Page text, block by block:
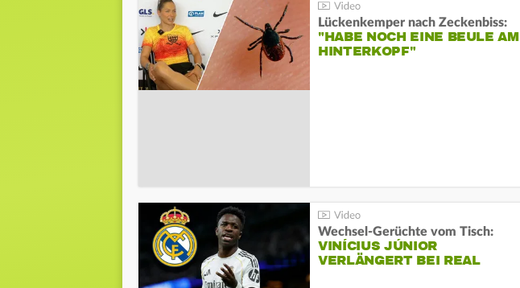
Lückenkemper nach Zeckenbiss:
"HABE NOCH EINE BEULE AM
HINTERKOPF"
Wechsel-Gerüchte vom Tisch:
VINÍCIUS JÚNIOR
VERLÄNGERT BEI REAL